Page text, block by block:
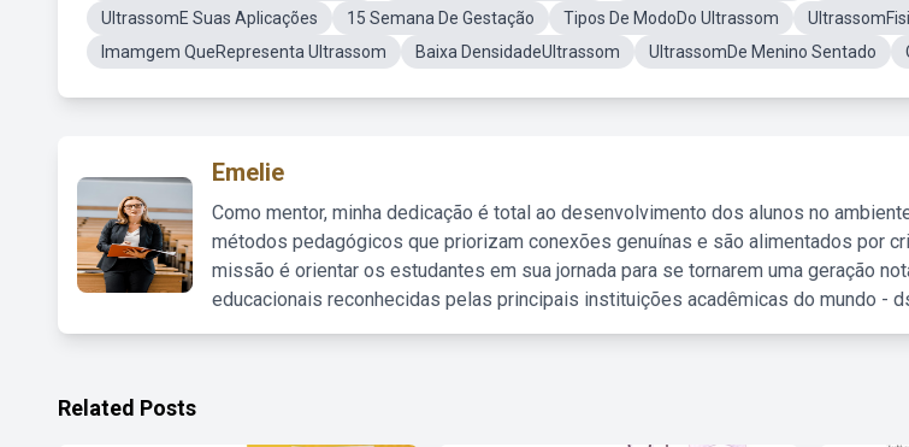
UltrassomE Suas Aplicações
15 Semana De Gestação Tipos De ModoDo Ultrassom
Imamgem QueRepresenta Ultrassom
Baixa DensidadeUltrassom UltrassomDe Menino Sentado
Emelie
Como mentor, minha dedicação é total ao desenvolvimento dos alunos no
métodos pedagógicos que priorizam conexões genuínas e são alimentados por
missão é orientar os estudantes em sua jornada para se tornarem uma geração
educacionais reconhecidas pelas principais instituições acadêmicas do mundo -
Related Posts